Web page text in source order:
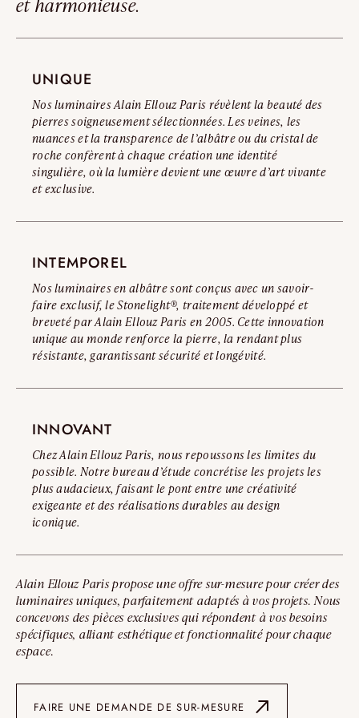
nous vous invitons à consulter notre Avertissement Officiel
UNIQUE
Nos luminaires Alain Ellouz Paris révèlent la beauté des
pierres soigneusement sélectionnées. Les veines, les
nuances et la transparence de l’albâtre ou du cristal de
roche confèrent à chaque création une identité
singulière, où la lumière devient une œuvre d’art vivante
et exclusive.
INTEMPOREL
Nos luminaires en albâtre sont conçus avec un savoir-
faire exclusif, le Stonelight®, traitement développé et
breveté par Alain Ellouz Paris en 2005. Cette innovation
unique au monde renforce la pierre, la rendant plus
résistante, garantissant sécurité et longévité.
INNOVANT
Chez Alain Ellouz Paris, nous repoussons les limites du
possible. Notre bureau d’étude concrétise les projets les
plus audacieux, faisant le pont entre une créativité
exigeante et des réalisations durables au design
iconique.
Alain Ellouz Paris propose une offre sur-mesure pour créer des
luminaires uniques, parfaitement adaptés à vos projets. Nous
concevons des pièces exclusives qui répondent à vos besoins
spécifiques, alliant esthétique et fonctionnalité pour chaque
espace.
FAIRE UNE DEMANDE DE SUR-MESURE